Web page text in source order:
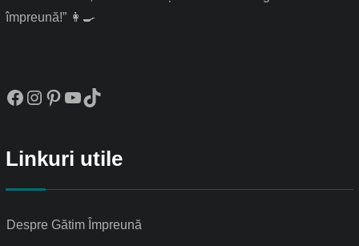
împreună!” 👩‍🍳
Linkuri utile
Despre Gătim Împreună